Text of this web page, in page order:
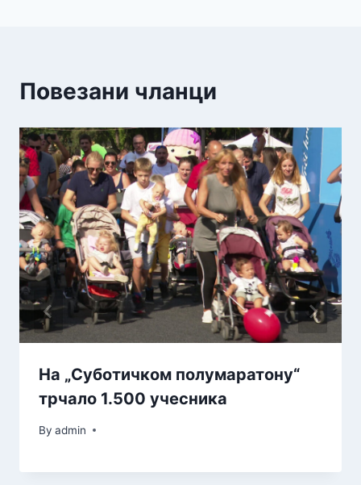
Повезани чланци
На „Суботичком полумаратону“
трчало 1.500 учесника
By admin